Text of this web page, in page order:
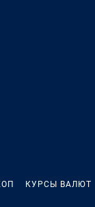
КУРСЫ ВАЛЮТ